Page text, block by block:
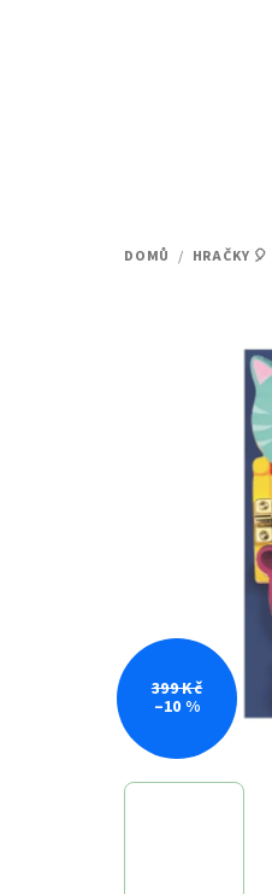
DOMŮ / HRAČKY 🎈
399 Kč
–10 %